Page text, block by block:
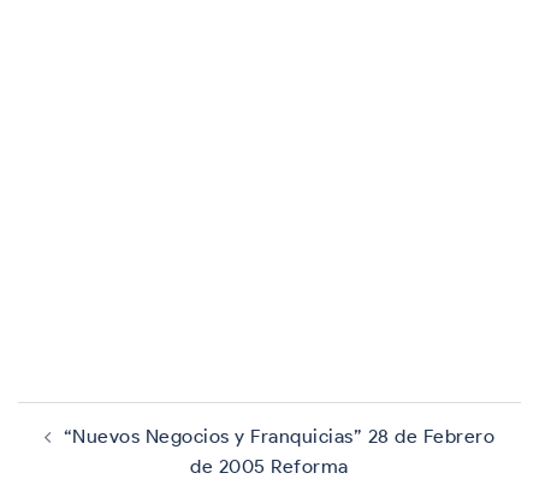
Navegación
de “Nuevos Negocios y Franquicias” 28 de Febrero
de 2005 Reforma